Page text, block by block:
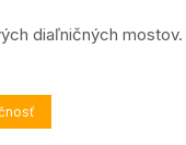
diaľničných